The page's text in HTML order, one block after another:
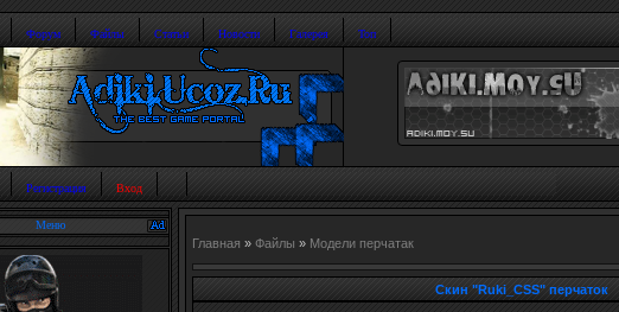
Форум Файлы Статьи Новости Галерея Топ
Регистрация Вход
Меню
Главная » Файлы » Модели перчатак
Скин "Ruki_CSS" перчаток